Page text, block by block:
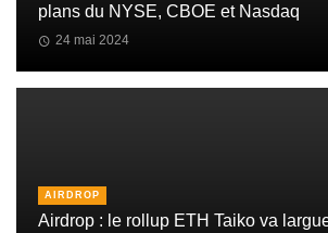
plans du NYSE, CBOE et Nasdaq
24 mai 2024
AIRDROP
Airdrop : le rollup ETH Taiko va